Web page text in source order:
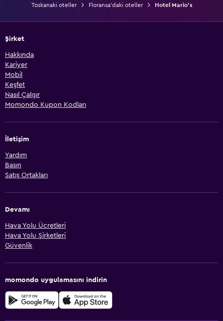
Toskanaki oteller
Floransa'daki oteller Hotel Mario's
Şirket
Hakkında
Kariyer
Mobil
Keşfet
Nasıl Çalışır
Momondo Kupon Kodları
İletişim
Yardım
Basın
Satış Ortakları
Devamı
Hava Yolu Ücretleri
Hava Yolu Şirketleri
Güvenlik
momondo uygulamasını indirin